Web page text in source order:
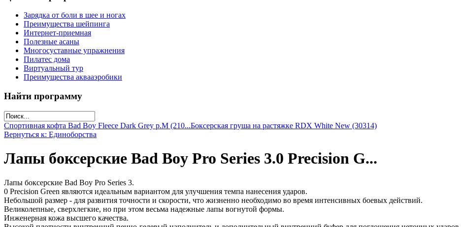
Зарядка от боли в шее и ногах
Преимущества шейпинга
Интернет-приемная
Полезные асаны
Многосуставные упражнения
Пилатес дома
Виртуальный тур
Преимущества аквааэробики
Найти программу
Спортивная кофта Bad Boy Fleece Dark Grey р.M (210...Боксерская груша на растяжке RDX White New (30314)
Вернуться к: Единоборства
Лапы боксерские Bad Boy Pro Series 3.0 Precision G...
Лапы боксерские Bad Boy Pro Series 3.
0 Precision Green являются идеальным вариантом для улучшения темпа нанесения ударов.
Небольшой размер - для развития точности и скорости, что жизненно необходимо во время интенсивных боевых действий.
Великолепные, сверхлегкие, но при этом весьма надежные лапы вогнутой формы.
Инженерная кожа высшего качества.